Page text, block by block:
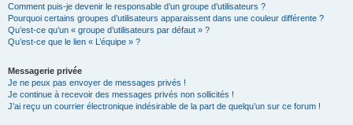
Comment puis-je devenir le responsable d’un groupe d’utilisateurs ?
Pourquoi certains groupes d’utilisateurs apparaissent dans une couleur différente ?
Qu’est-ce qu’un « groupe d’utilisateurs par défaut » ?
Qu’est-ce que le lien « L’équipe » ?
Messagerie privée
Je ne peux pas envoyer de messages privés !
Je continue à recevoir des messages privés non sollicités !
J’ai reçu un courrier électronique indésirable de la part de quelqu’un sur ce forum !